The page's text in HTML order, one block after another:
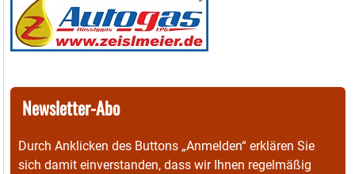
Newsletter-Abo
Durch Anklicken des Buttons „Anmelden“ erklären Sie
sich damit einverstanden, dass wir Ihnen regelmäßig